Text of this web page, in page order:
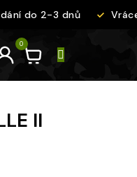
do 2-3 dnů
II